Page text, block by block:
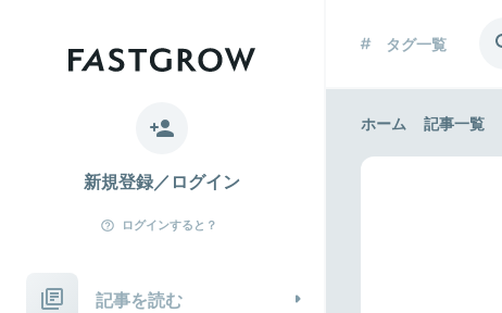
新規登録／ログイン
ログインすると？
記事を読む
タグ一覧
ホーム 記事一覧